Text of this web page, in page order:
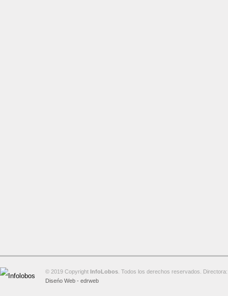
© 2019 Copyright InfoLobos . Todos los derechos reservados.
Diseńo Web - edrweb